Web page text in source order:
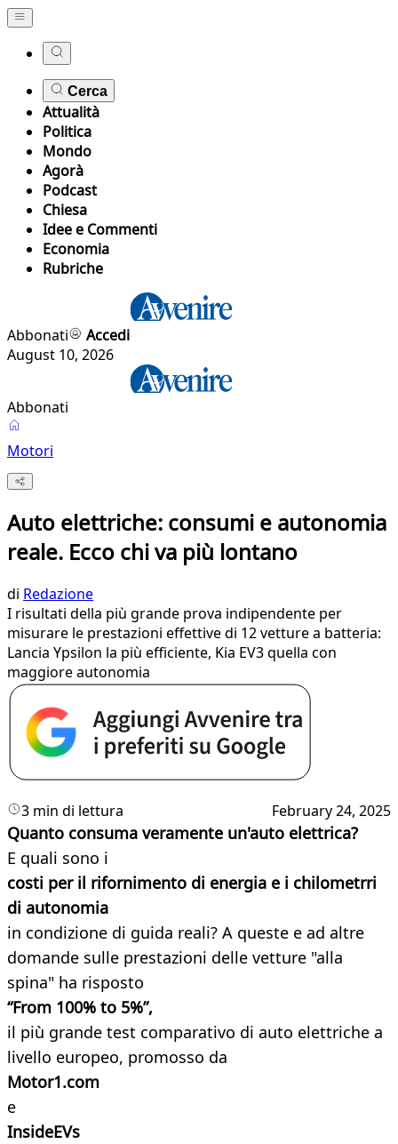
Cerca
Attualità
Politica
Mondo
Agorà
Podcast
Chiesa
Idee e Commenti
Economia
Rubriche
Abbonati
Accedi
August 10, 2026
Abbonati
Motori
Auto elettriche: consumi e autonomia
reale. Ecco chi va più lontano
di Redazione
I risultati della più grande prova indipendente per
misurare le prestazioni effettive di 12 vetture a batteria:
Lancia Ypsilon la più efficiente, Kia EV3 quella con
maggiore autonomia
3 min di lettura February 24, 2025
Quanto consuma veramente un'auto elettrica?
E quali sono i
costi per il rifornimento di energia e i chilometrri
di autonomia
in condizione di guida reali? A queste e ad altre
domande sulle prestazioni delle vetture "alla
spina" ha risposto
“From 100% to 5%”,
il più grande test comparativo di auto elettriche a
livello europeo, promosso da
Motor1.com
e
InsideEVs